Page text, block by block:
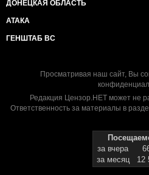
ДОНЕЦКАЯ ОБЛАСТЬ
АТАКА
ГЕНШТАБ ВС
Просматривая наш сайт, Вы
Редакция Цензор.НЕТ может не
Ответственность за материалы в
за вчера
за месяц
12